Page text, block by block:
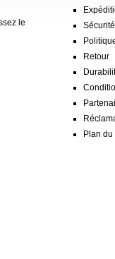
le
Sécurité
Retour
Plan du